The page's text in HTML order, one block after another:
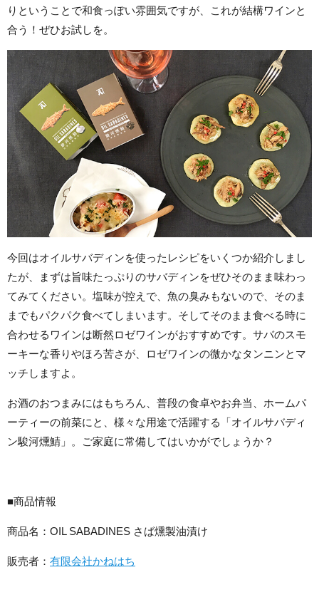
りということで和食っぽい雰囲気ですが、これが結構ワインと
合う！ぜひお試しを。
今回はオイルサバディンを使ったレシピをいくつか紹介しまし
たが、まずは旨味たっぷりのサバディンをぜひそのまま味わっ
てみてください。塩味が控えで、魚の臭みもないので、そのま
までもパクパク食べてしまいます。そしてそのまま食べる時に
合わせるワインは断然ロゼワインがおすすめです。サバのスモ
ーキーな香りやほろ苦さが、ロゼワインの微かなタンニンとマ
ッチしますよ。
お酒のおつまみにはもちろん、普段の食卓やお弁当、ホームパ
ーティーの前菜にと、様々な用途で活躍する「オイルサバディ
ン駿河燻鯖」。ご家庭に常備してはいかがでしょうか？
■商品情報
商品名：OIL SABADINES さば燻製油漬け
販売者： 有限会社かねはち